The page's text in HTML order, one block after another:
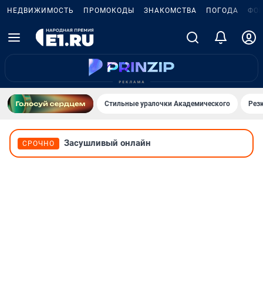
НЕДВИЖИМОСТЬ ПРОМОКОДЫ ЗНАКОМСТВА ПОГОДА
Стильные уралочки Академического
СРОЧНО Засушливый онлайн